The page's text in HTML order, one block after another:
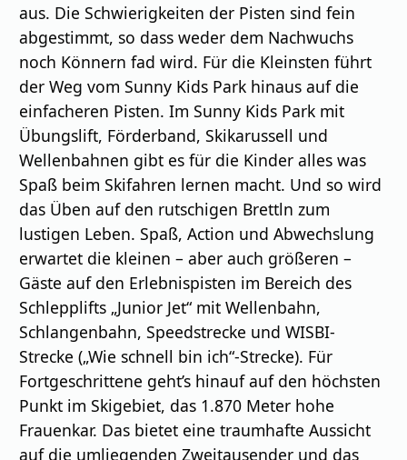
aus. Die Schwierigkeiten der Pisten sind fein
abgestimmt, so dass weder dem Nachwuchs
noch Könnern fad wird. Für die Kleinsten führt
der Weg vom Sunny Kids Park hinaus auf die
einfacheren Pisten. Im Sunny Kids Park mit
Übungslift, Förderband, Skikarussell und
Wellenbahnen gibt es für die Kinder alles was
Spaß beim Skifahren lernen macht. Und so wird
das Üben auf den rutschigen Brettln zum
lustigen Leben. Spaß, Action und Abwechslung
erwartet die kleinen – aber auch größeren –
Gäste auf den Erlebnispisten im Bereich des
Schlepplifts „Junior Jet“ mit Wellenbahn,
Schlangenbahn, Speedstrecke und WISBI-
Strecke („Wie schnell bin ich“-Strecke). Für
Fortgeschrittene geht’s hinauf auf den höchsten
Punkt im Skigebiet, das 1.870 Meter hohe
Frauenkar. Das bietet eine traumhafte Aussicht
auf die umliegenden Zweitausender und das